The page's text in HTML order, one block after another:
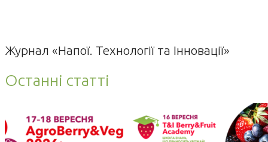
Журнал «Напої. Технології та Інновації»
Останні статті